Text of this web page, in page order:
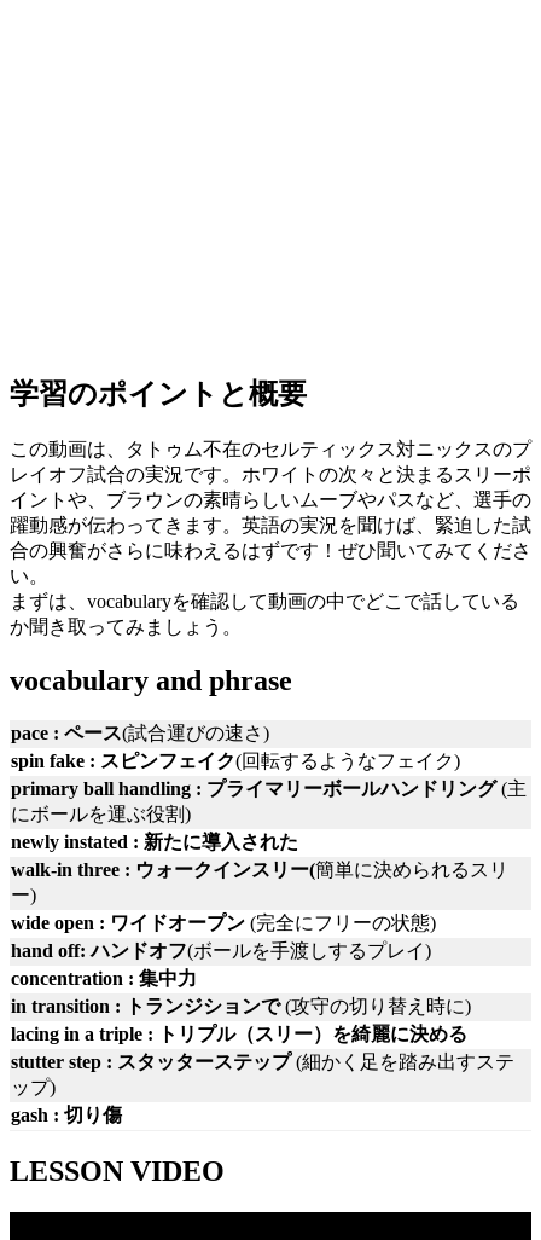
学習のポイントと概要
この動画は、タトゥム不在のセルティックス対ニックスのプ
レイオフ試合の実況です。ホワイトの次々と決まるスリーポ
イントや、ブラウンの素晴らしいムーブやパスなど、選手の
躍動感が伝わってきます。英語の実況を聞けば、緊迫した試
合の興奮がさらに味わえるはずです！ぜひ聞いてみてくださ
い。
まずは、vocabularyを確認して動画の中でどこで話している
か聞き取ってみましょう。
vocabulary and phrase
pace : ペース(試合運びの速さ)
spin fake : スピンフェイク(回転するようなフェイク)
primary ball handling : プライマリーボールハンドリング(主
にボールを運ぶ役割)
newly instated : 新たに導入された
walk-in three : ウォークインスリー(簡単に決められるスリ
ー)
wide open : ワイドオープン (完全にフリーの状態)
hand off: ハンドオフ(ボールを手渡しするプレイ)
concentration : 集中力
in transition : トランジションで(攻守の切り替え時に)
lacing in a triple : トリプル（スリー）を綺麗に決める
stutter step : スタッターステップ(細かく足を踏み出すステ
ップ)
gash : 切り傷
LESSON VIDEO